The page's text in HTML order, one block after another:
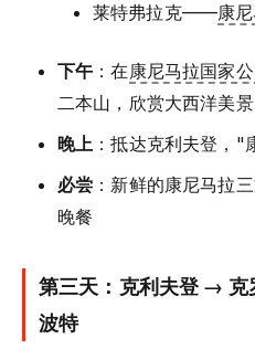
莱特弗拉克——康
下午 ：在康尼马拉国家
二本山，欣赏大西洋美景
晚上 ：抵达克利夫登
必尝 ：新鲜的康尼马拉
晚餐
第三天：克利夫登 →
波特